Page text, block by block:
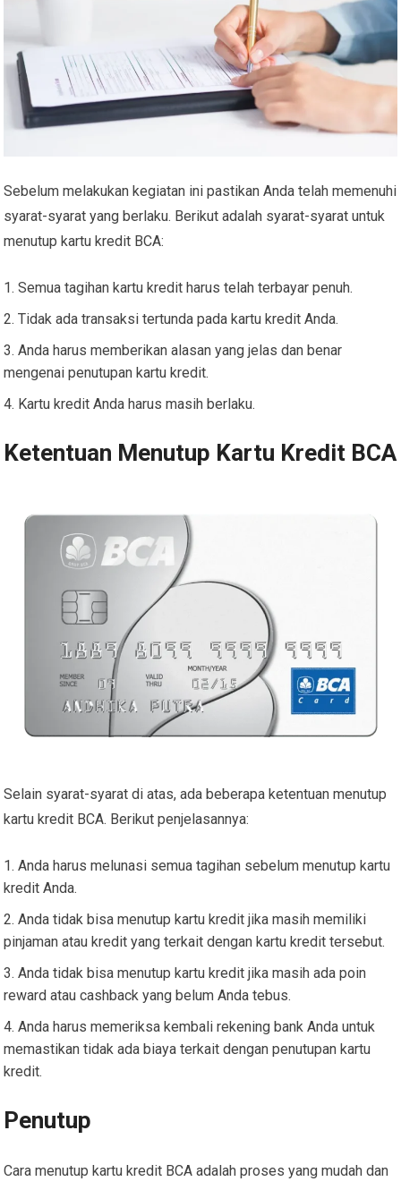
Sebelum melakukan kegiatan ini pastikan Anda telah memenuhi
syarat-syarat yang berlaku. Berikut adalah syarat-syarat untuk
menutup kartu kredit BCA:
Semua tagihan kartu kredit harus telah terbayar penuh.
Tidak ada transaksi tertunda pada kartu kredit Anda.
Anda harus memberikan alasan yang jelas dan benar
mengenai penutupan kartu kredit.
Kartu kredit Anda harus masih berlaku.
Ketentuan Menutup Kartu Kredit BCA
Selain syarat-syarat di atas, ada beberapa ketentuan menutup
kartu kredit BCA. Berikut penjelasannya:
Anda harus melunasi semua tagihan sebelum menutup kartu
kredit Anda.
Anda tidak bisa menutup kartu kredit jika masih memiliki
pinjaman atau kredit yang terkait dengan kartu kredit tersebut.
Anda tidak bisa menutup kartu kredit jika masih ada poin
reward atau cashback yang belum Anda tebus.
Anda harus memeriksa kembali rekening bank Anda untuk
memastikan tidak ada biaya terkait dengan penutupan kartu
kredit.
Penutup
Cara menutup kartu kredit BCA adalah proses yang mudah dan